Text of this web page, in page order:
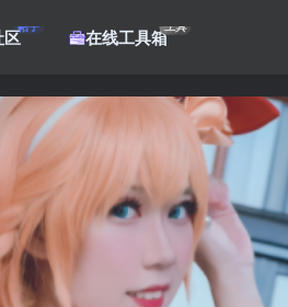
区帖子 在线工具箱工具